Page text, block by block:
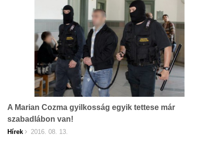
A Marian Cozma gyilkosság egyik tettese már
szabadlábon van!
Hírek 2016. 08. 13.